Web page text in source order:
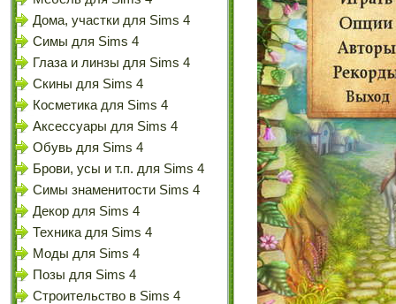
Дома, участки для Sims 4
Симы для Sims 4
Глаза и линзы для Sims 4
Скины для Sims 4
Косметика для Sims 4
Аксессуары для Sims 4
Обувь для Sims 4
Брови, усы и т.п. для Sims 4
Симы знаменитости Sims 4
Декор для Sims 4
Техника для Sims 4
Моды для Sims 4
Позы для Sims 4
Строительство в Sims 4